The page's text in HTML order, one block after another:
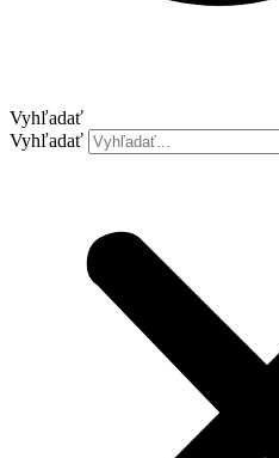
Vyhľadať
Vyhľadať